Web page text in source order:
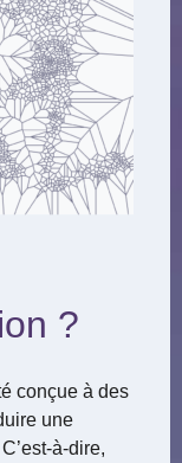
?
conçue à des
une
à-dire,